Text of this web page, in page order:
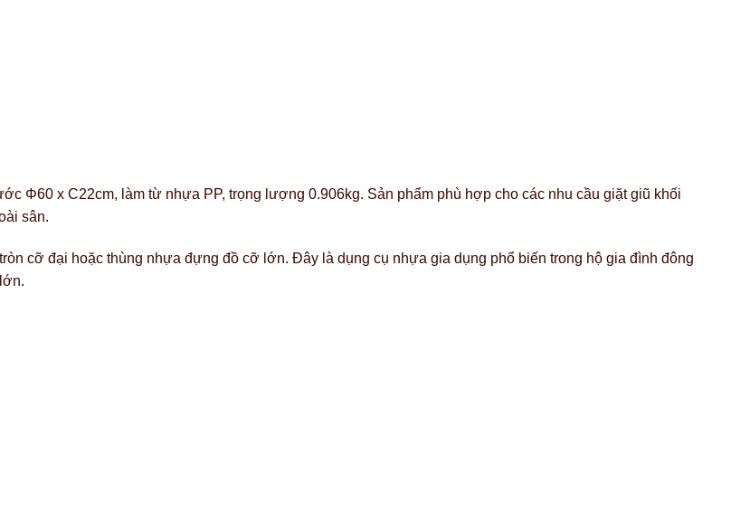
Φ60 x C22cm, làm từ nhựa PP, trọng lượng 0.906kg. Sản phẩm phù hợp cho các nhu cầu giặt giũ khối
sân.
cỡ đại hoặc thùng nhựa đựng đồ cỡ lớn. Đây là dụng cụ nhựa gia dụng phổ biến trong hộ gia đình đông